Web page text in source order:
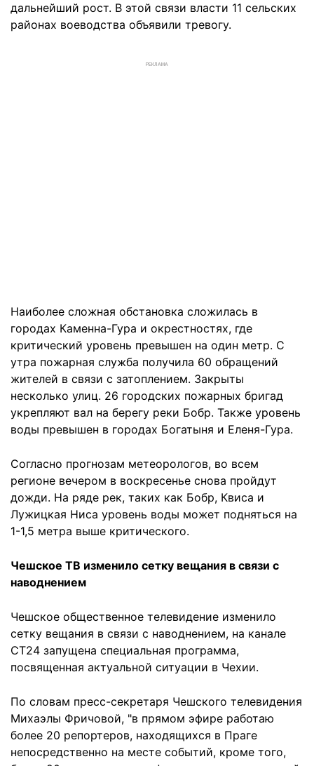
дальнейший рост. В этой связи власти 11 сельских
районах воеводства объявили тревогу.
РЕКЛАМА
Наиболее сложная обстановка сложилась в
городах Каменна-Гура и окрестностях, где
критический уровень превышен на один метр. С
утра пожарная служба получила 60 обращений
жителей в связи с затоплением. Закрыты
несколько улиц. 26 городских пожарных бригад
укрепляют вал на берегу реки Бобр. Также уровень
воды превышен в городах Богатыня и Еленя-Гура.
Согласно прогнозам метеорологов, во всем
регионе вечером в воскресенье снова пройдут
дожди. На ряде рек, таких как Бобр, Квиса и
Лужицкая Ниса уровень воды может подняться на
1-1,5 метра выше критического.
Чешское ТВ изменило сетку вещания в связи с
наводнением
Чешское общественное телевидение изменило
сетку вещания в связи с наводнением, на канале
СТ24 запущена специальная программа,
посвященная актуальной ситуации в Чехии.
По словам пресс-секретаря Чешского телевидения
Михаэлы Фричовой, "в прямом эфире работаю
более 20 репортеров, находящихся в Праге
непосредственно на месте событий, кроме того,